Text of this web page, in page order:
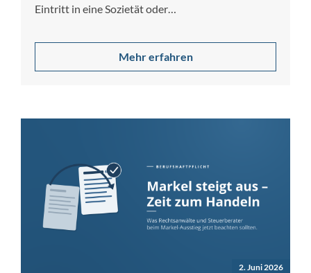
Eintritt in eine Sozietät oder
Mehr erfahren
2. Juni 2026